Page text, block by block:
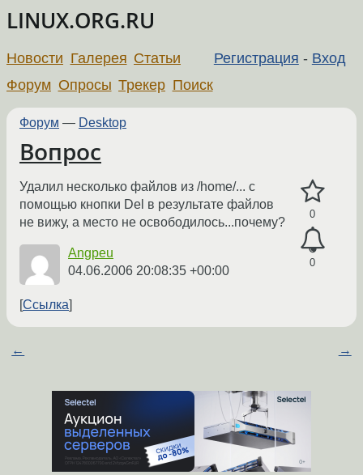
LINUX.ORG.RU
Регистрация - Вход
Новости Галерея Статьи
Форум Опросы Трекер Поиск
Форум — Desktop
Вопрос
0
0
Удалил несколько файлов из /home/... с
помощью кнопки Del в результате файлов
не вижу, а место не освободилось...почему?
Angpeu
04.06.2006 20:08:35 +00:00
Ссылка
← →